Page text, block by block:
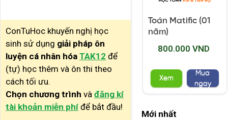
ConTuHoc khuyến nghị học
sinh sử dụng giải pháp ôn
luyện cá nhân hóa TAK12 để
(tự) học thêm và ôn thi theo
cách tối ưu.
Chọn chương trình và đăng kí
tài khoản miễn phí để bắt đầu!
Toán Matific (01
năm)
800.000 VND
Xem
Mua
ngay
Mới nhất